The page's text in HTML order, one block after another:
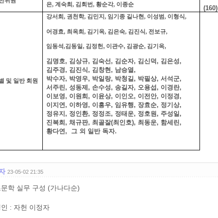
은, 계숙희, 김회번, 황순각, 이종순
(160)
및 일반 회원
강서희 , 권천학, 김민지 , 임기종 길나현, 이성범, 이형식,
어경효, 최옥희, 김기옥, 김은숙, 김진식, 전보규,
임동석,김동일, 김정헌, 이관수, 김광순, 김기옥,
김명호, 김상규, 김숙선, 김순자, 김신덕, 김은성,
김주경, 김진식, 김창현, 남승열,
박수자, 박영우, 박일랑, 박청길, 박필상, 서석군,
서주린, 성동제, 손수성, 송길자, 오용섭, 이경란,
이보영, 이원희, 이윤상, 이인오, 이전안, 이정경,
이지연, 이하영, 이흥우, 임유행, 장효순, 정기상,
정유지, 정인환, 정정조, 정태운, 정호원, 주성일,
진복희, 채규판, 최골잘(최인호), 최동운, 함세린,
황다연, 그 외 일반 독자.
23-05-02 21:35
학 실무 구성 (가나다순)
: 자헌 이정자